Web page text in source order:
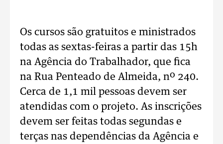
Os cursos são gratuitos e ministrados
todas as sextas-feiras a partir das 15h
na Agência do Trabalhador, que fica
na Rua Penteado de Almeida, nº 240.
Cerca de 1,1 mil pessoas devem ser
atendidas com o projeto. As inscrições
devem ser feitas todas segundas e
terças nas dependências da Agência e